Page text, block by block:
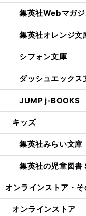
集英社Webマガジ
集英社オレンジ文
シフォン文庫
ダッシュエックス
JUMP j-BOOKS
キッズ
集英社みらい文庫
集英社の児童図
オンラインストア・
オンラインストア